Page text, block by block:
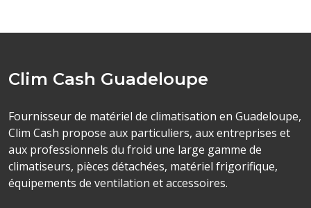
Clim Cash Guadeloupe
Fournisseur de matériel de climatisation en Guadeloupe,
Clim Cash propose aux particuliers, aux entreprises et
aux professionnels du froid une large gamme de
climatiseurs, pièces détachées, matériel frigorifique,
équipements de ventilation et accessoires.